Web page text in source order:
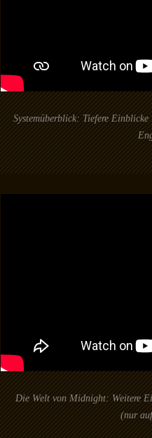
Systemüberblick: Tiefere
Die Welt von Midnight: Weitere
(nur